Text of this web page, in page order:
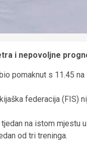
i nepovoljne
pomaknut s 11.45
federacija (FIS)
na istom mjestu
od tri treninga.